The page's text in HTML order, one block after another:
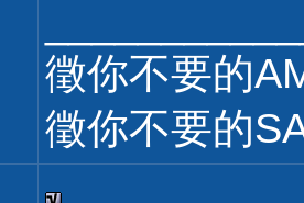
徵你不要的
徵你不要的